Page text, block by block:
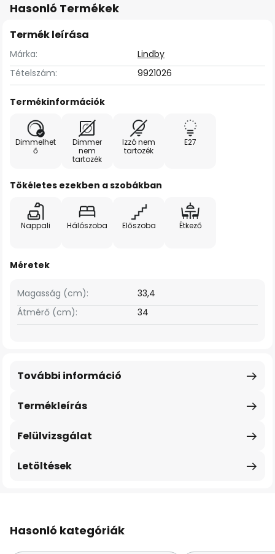
Hasonló Termékek
Termék leírása
Márka:
Lindby
Tételszám:
9921026
Termékinformációk
Dimmelhet
ő
Dimmer
nem
tartozék
Izzó nem
tartozék
E27
Tökéletes ezekben a szobákban
Nappali Hálószoba Előszoba Étkező
Méretek
Magasság (cm):
33,4
Átmérő (cm):
34
Termékleírás
További információ
Felülvizsgálat
Letöltések
Hasonló kategóriák